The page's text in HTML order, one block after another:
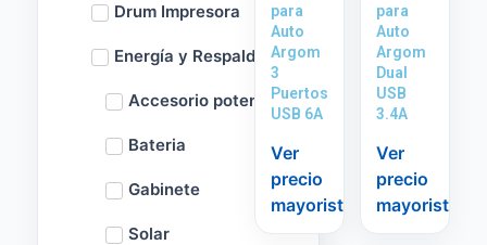
Drum Impresora
Energía y Respaldo
Accesorio potencia
Bateria
Gabinete
Solar
para
Auto
Argom
3
Puertos
USB 6A
Ver
precio
mayorista
para
Auto
Argom
Dual
USB
3.4A
Ver
precio
mayorista